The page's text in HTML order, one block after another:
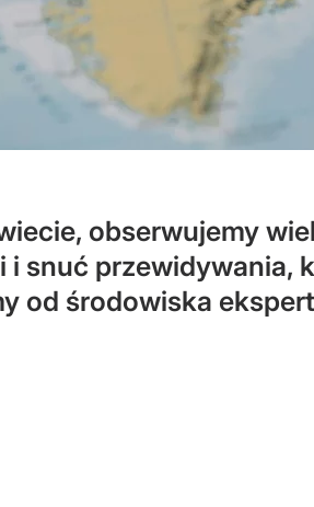
obserwujemy
i snuć przewidywania,
od środowiska